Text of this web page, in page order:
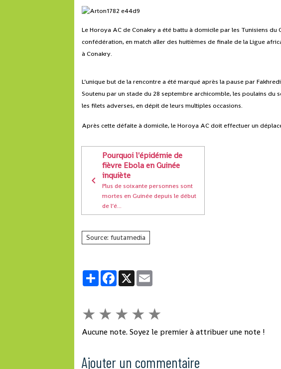
Le Horoya AC de Conakry a été battu à domicile par les Tunisiens du
confédération, en match aller des huitièmes de finale de la Ligue
à Conakry.
L’unique but de la rencontre a été marqué après la pause par
Soutenu par un stade du 28 septembre archicomble, les poulains du
les filets adverses, en dépit de leurs multiples occasions.
Après cette défaite à domicile, le Horoya AC doit effectuer un
Pourquoi l'épidémie de
fièvre Ebola en Guinée
inquiète
Plus de soixante personnes sont
mortes en Guinée depuis le début
de l’é...
Source: fuutamedia
PartagerFacebook
X
★ ★ ★ ★ ★
Aucune note. Soyez le premier à attribuer une note !
Ajouter un commentaire